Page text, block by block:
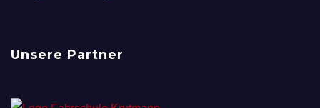
Unsere Partner